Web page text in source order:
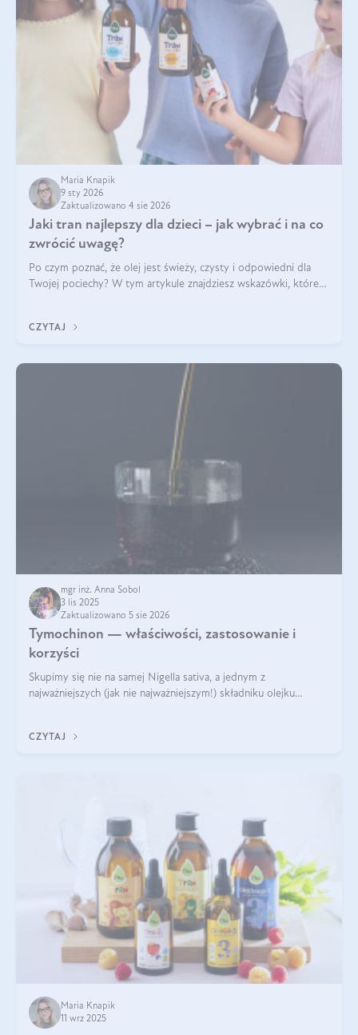
Maria Knapik
9 sty 2026
Zaktualizowano 4 sie 2026
Jaki tran najlepszy dla dzieci – jak wybrać i na co
zwrócić uwagę?
Po czym poznać, że olej jest świeży, czysty i odpowiedni dla
Twojej pociechy? W tym artykule znajdziesz wskazówki, które
CZYTAJ
mgr inż. Anna Sobol
3 lis 2025
Zaktualizowano 5 sie 2026
Tymochinon — właściwości, zastosowanie i
korzyści
Skupimy się nie na samej Nigella sativa, a jednym z
najważniejszych (jak nie najważniejszym!) składniku olejku
CZYTAJ
Maria Knapik
11 wrz 2025